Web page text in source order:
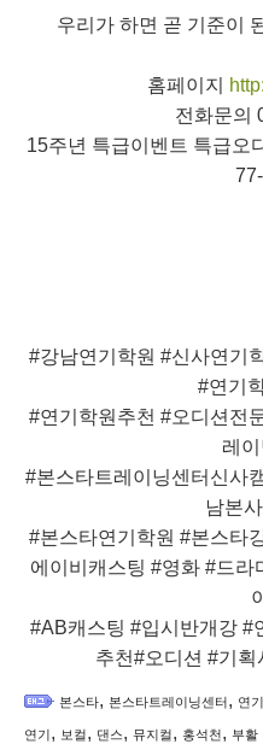
우리가 하면 곧 기준이
홈페이지
전화문의
15주년 특급이벤트 특급오
#강남연기학원 #신사연기
#연기
#연기학원추천 #오디션전
레
#본스타트레이닝센터신사
남본
#본스타연기학원 #본스타
에이비캐스팅 #영화 #드라
#AB캐스팅 #입시반개강 #
추천#오디션 #기획
본스타, 본스타트레이닝센터, 연
연기, 보컬, 댄스, 뮤지컬, 홍석천, 부활